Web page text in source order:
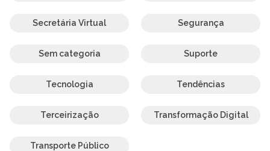
Secretária Virtual Segurança
Sem categoria Suporte
Tecnologia Tendências
Terceirização Transformação Digital
Transporte Público